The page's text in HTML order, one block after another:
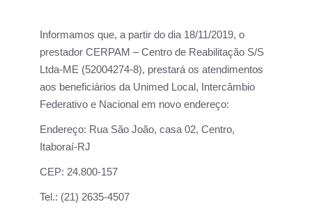
Informamos que, a partir do dia 18/11/2019, o
prestador CERPAM – Centro de Reabilitação S/S
Ltda-ME (52004274-8), prestará os atendimentos
aos beneficiários da Unimed Local, Intercâmbio
Federativo e Nacional em novo endereço:
Endereço: Rua São João, casa 02, Centro,
Itaboraí-RJ
CEP: 24.800-157
Tel.: (21) 2635-4507